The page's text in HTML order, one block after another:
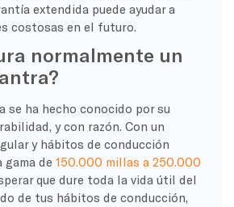
extendida puede ayudar a
costosas en el futuro.
normalmente un
se ha hecho conocido por su
y con razón. Con un
y hábitos de conducción
gama de 150.000 millas a 250.000
que dure toda la vida útil del
de tus hábitos de conducción,